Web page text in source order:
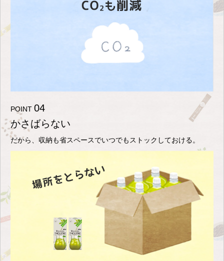
POINT 04
かさばらない
だから、収納も省スペースでいつでもストックしておける。